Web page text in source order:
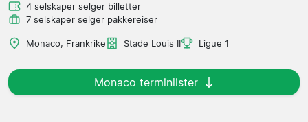
4 selskaper selger billetter
7 selskaper selger pakkereiser
Monaco, Frankrike Stade Louis II Ligue 1
Monaco terminlister